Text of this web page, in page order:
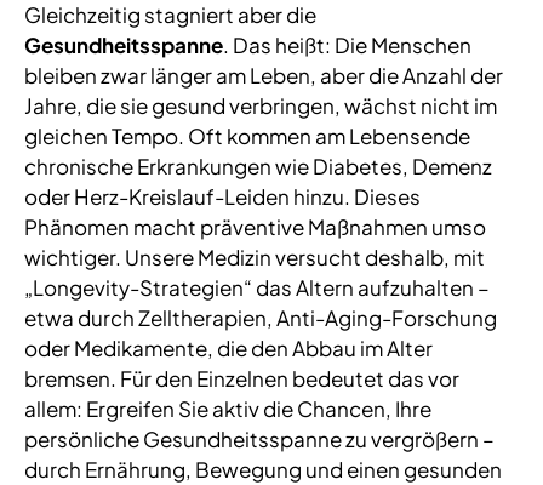
Gleichzeitig stagniert aber die
Gesundheitsspanne. Das heißt: Die Menschen
bleiben zwar länger am Leben, aber die Anzahl der
Jahre, die sie gesund verbringen, wächst nicht im
gleichen Tempo. Oft kommen am Lebensende
chronische Erkrankungen wie Diabetes, Demenz
oder Herz-Kreislauf-Leiden hinzu. Dieses
Phänomen macht präventive Maßnahmen umso
wichtiger. Unsere Medizin versucht deshalb, mit
„Longevity-Strategien“ das Altern aufzuhalten –
etwa durch Zelltherapien, Anti-Aging-Forschung
oder Medikamente, die den Abbau im Alter
bremsen. Für den Einzelnen bedeutet das vor
allem: Ergreifen Sie aktiv die Chancen, Ihre
persönliche Gesundheitsspanne zu vergrößern –
durch Ernährung, Bewegung und einen gesunden